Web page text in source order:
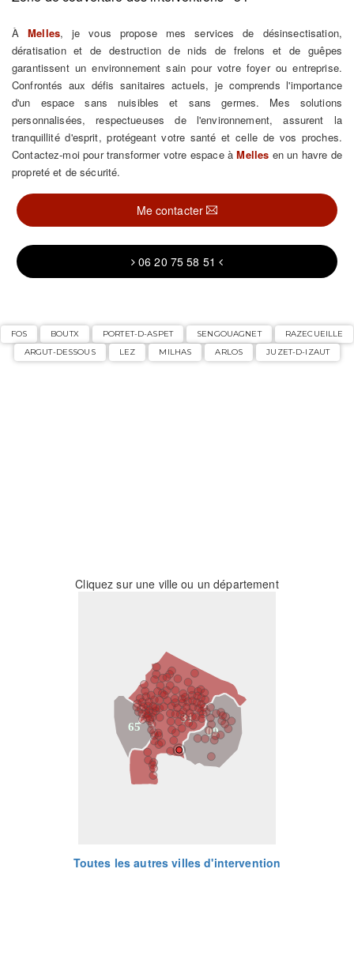
ÀMelles, je vous propose mes services de désinsectisation,
dératisation et de destruction de nids de frelons et de guêpes
garantissent un environnement sain pour votre foyer ou entreprise.
Confrontés aux défis sanitaires actuels, je comprends l'importance
d'un espace sans nuisibles et sans germes. Mes solutions
personnalisées, respectueuses de l'environnement, assurent la
tranquillité d'esprit, protégeant votre santé et celle de vos proches.
Contactez-moi pour transformer votre espace àMelles en un havre de
propreté et de sécurité.
Me contacter
06 20 75 58 51
FOS BOUTX PORTET-D-ASPET SENGOUAGNET
RAZECUEILLE
ARGUT-DESSOUS
LEZ MILHAS ARLOS JUZET-D-IZAUT
Cliquez sur une ville ou un département
31
09
65
Toutes les autres villes d'intervention